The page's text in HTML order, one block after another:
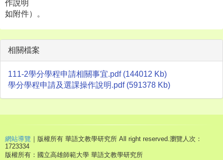
作說明
如附件）。
相關檔案
111-2學分學程申請相關事宜.pdf (144012 Kb)
學分學程申請及選課操作說明.pdf (591378 Kb)
網站導覽 ｜版權所有 華語文教學研究所 All right reserved. 瀏覽人次：
1723334
版權所有：國立高雄師範大學 華語文教學研究所